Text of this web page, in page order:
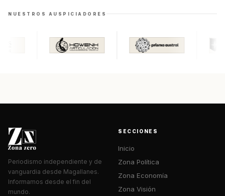
NUESTROS AUSPICIADORES
Periodismo independiente y de
vanguardia desde Magallanes.
Informamos desde el fin del
mundo.
SECCIONES
Inicio
Zona Política
Zona Economía
Zona Visión